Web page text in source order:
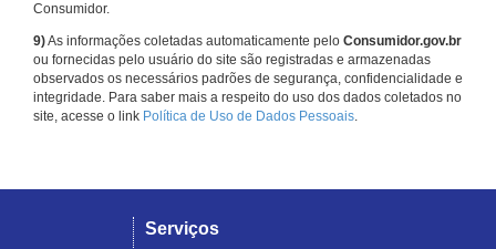
Consumidor.
9)As informações coletadas automaticamente pelo Consumidor.gov.br
ou fornecidas pelo usuário do site são registradas e armazenadas
observados os necessários padrões de segurança, confidencialidade e
integridade. Para saber mais a respeito do uso dos dados coletados no
site, acesse o link Política de Uso de Dados Pessoais.
Serviços